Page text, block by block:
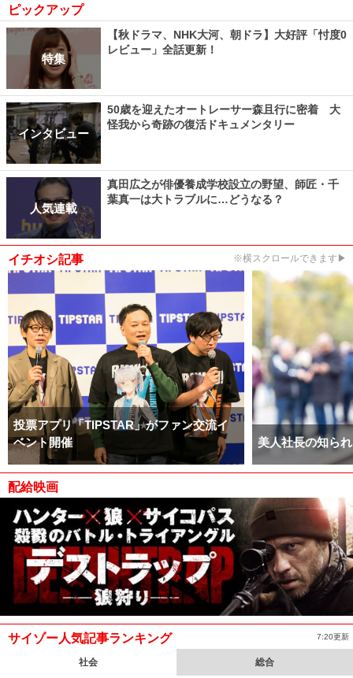
ピックアップ
特集
【秋ドラマ、NHK大河、朝ドラ】大好評「忖度0
レビュー」全話更新！
インタビュー
50歳を迎えたオートレーサー森且行に密着 大
怪我から奇跡の復活ドキュメンタリー
人気連載
真田広之が俳優養成学校設立の野望、師匠・千
葉真一は大トラブルに…どうなる？
イチオシ記事 ※横スクロールできます▶
投票アプリ「TIPSTAR」がファン交流イ
ベント開催
美人社長の知ら
配給映画
サイゾー人気記事ランキング 7:20更新
社会 総合